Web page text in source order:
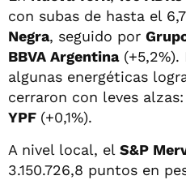
con subas de hasta el
Negra, seguido por
BBVA Argentina(+5,2%).
algunas energéticas
cerraron con leves alzas:
YPF (+0,1%).
A nivel local, el S&P
3.150.726,8 puntos en